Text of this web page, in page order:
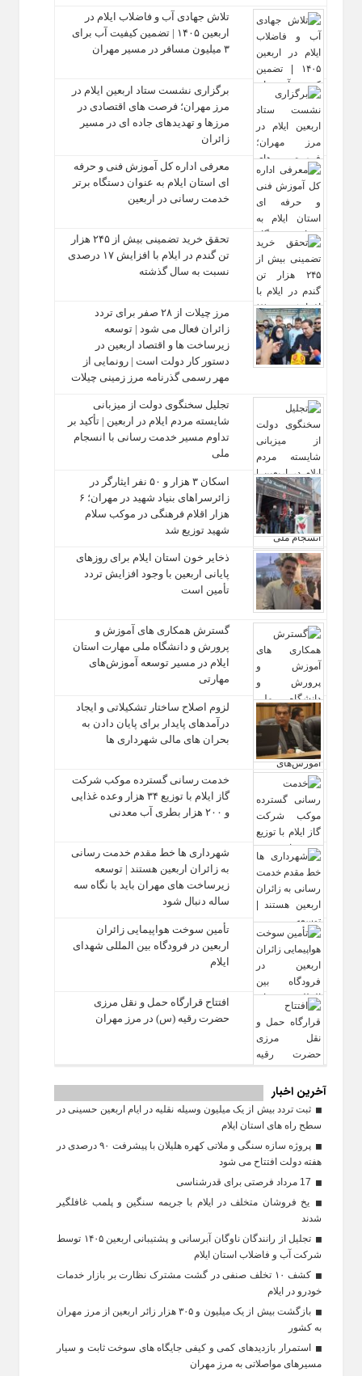
تلاش جهادی آب و فاضلاب ایلام در
اربعین ۱۴۰۵ | تضمین کیفیت آب برای
۳ میلیون مسافر در مسیر مهران
برگزاری نشست ستاد اربعین ایلام در
مرز مهران؛ فرصت‌ های اقتصادی در
مرزها و تهدیدهای جاده‌ ای در مسیر
زائران
معرفی اداره کل آموزش فنی و حرفه‌
ای استان ایلام به‌ عنوان دستگاه برتر
خدمت‌ رسانی در اربعین
تحقق خرید تضمینی بیش از ۲۴۵ هزار
تن گندم در ایلام با افزایش ۱۷ درصدی
نسبت به سال گذشته
مرز چیلات از ۲۸ صفر برای تردد
زائران فعال می‌ شود | توسعه
زیرساخت‌ ها و اقتصاد اربعین در
دستور کار دولت است | رونمایی از
مهر رسمی گذرنامه مرز زمینی چیلات
تجلیل سخنگوی دولت از میزبانی
شایسته مردم ایلام در اربعین | تأکید بر
تداوم مسیر خدمت‌ رسانی با انسجام
ملی
اسکان ۳ هزار و ۵۰ نفر ایثارگر در
زائرسراهای بنیاد شهید در مهران؛ ۶
هزار اقلام فرهنگی در موکب سلام
شهید توزیع شد
ذخایر خون استان ایلام برای روزهای
پایانی اربعین با وجود افزایش تردد
تأمین است
گسترش همکاری‌ های آموزش و
پرورش و دانشگاه ملی مهارت استان
ایلام در مسیر توسعه آموزش‌های
مهارتی
لزوم اصلاح ساختار تشکیلاتی و ایجاد
درآمدهای پایدار برای پایان دادن به
بحران‌ های مالی شهرداری‌ ها
خدمت رسانی گسترده موکب شرکت
گاز ایلام با توزیع ۳۴ هزار وعده غذایی
و ۲۰۰ هزار بطری آب معدنی
شهرداری‌ ها خط مقدم خدمت ‌رسانی
به زائران اربعین هستند | توسعه
زیرساخت ‌های مهران باید با نگاه سه‌
ساله دنبال شود
تأمین سوخت هواپیمایی زائران
اربعین در فرودگاه بین المللی شهدای
ایلام
افتتاح قرارگاه حمل‌ و نقل مرزی
حضرت رقیه (س) در مرز مهران
آخرین اخبار
ثبت تردد بیش از یک میلیون وسیله نقلیه در ایام اربعین حسینی در
سطح راه‌ های استان ایلام
پروژه سازه سنگی و ملاتی کهره هلیلان با پیشرفت ۹۰ درصدی در
هفته دولت افتتاح می شود
یخ‌ فروشان متخلف در ایلام با جریمه سنگین و پلمب غافلگیر
شدند
تجلیل از رانندگان ناوگان آبرسانی و پشتیبانی اربعین ۱۴۰۵ توسط
شرکت آب و فاضلاب استان ایلام
کشف ۱۰ تخلف صنفی در گشت مشترک نظارت بر بازار خدمات
خودرو در ایلام
بازگشت بیش از یک میلیون و ۳۰۵ هزار زائر اربعین از مرز مهران
به کشور
استمرار بازدیدهای کمی و کیفی جایگاه‌ های سوخت ثابت و سیار
مسیرهای مواصلاتی به مرز مهران